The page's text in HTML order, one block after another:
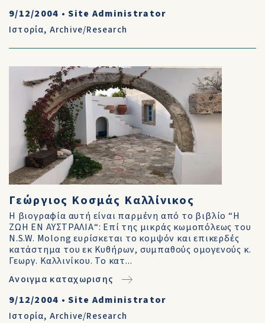
9/12/2004 •Site Administrator
Ιστορία, Archive/Research
Γεώργιος Κοσμάς Καλλίνικος
Η βιογραφία αυτή είναι παρμένη από το βιβλίο “Η
ΖΩΗ ΕΝ ΑΥΣΤΡΑΛΙΑ“: Επί της μικράς κωμοπόλεως του
N.S.W. Molong ευρίσκεται το κομψόν και επικερδές
κατάστημα του εκ Κυθήρων, συμπαθούς ομογενούς κ.
Γεωργ. Καλλινίκου. Το κατ...
Ανοιγμα καταχωρισης
9/12/2004 •Site Administrator
Ιστορία, Archive/Research